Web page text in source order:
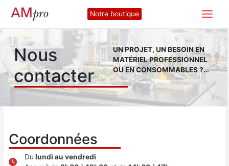
Notre boutique
Nous
contacter
UN PROJET, UN BESOIN EN
MATÉRIEL PROFESSIONNEL
OU EN CONSOMMABLES ?…
Coordonnées
Du lundi au vendredi